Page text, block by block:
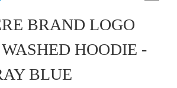
BRAND LOGO
HOODIE -
BLUE